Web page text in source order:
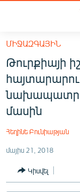
հիմնական
բովանդակությանը
Անցնել
հիմնական
մենյուին
Որոնում
ՀԱՅԱՍՏԱՆ
ՔԱՂԱՔԱԿԱՆ
ԸՆՏՐՈՒԹՅՈՒՆՆԵՐ
ՄԻՋԱԶԳԱՅԻՆ
Թուրքիայի
մասին
Հեղինե Բունիաթյան
մայիս 21, 2018
Կիսվել